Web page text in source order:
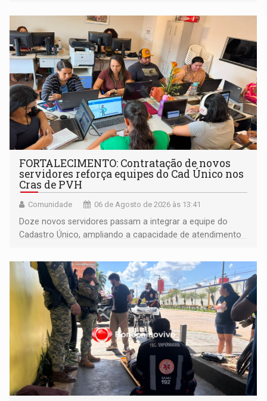
FORTALECIMENTO: Contratação de novos
servidores reforça equipes do Cad Único nos
Cras de PVH
Comunidade 06 de Agosto de 2026 às 13:41
Doze novos servidores passam a integrar a equipe do
Cadastro Único, ampliando a capacidade de atendimento